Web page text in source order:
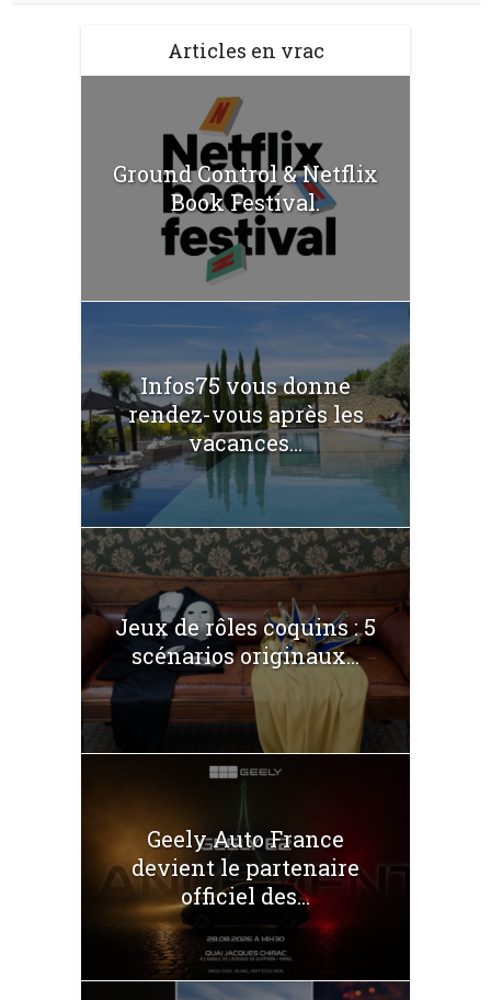
Articles en vrac
Ground Control & Netflix
Book Festival.
Infos75 vous donne
rendez-vous après les
vacances...
Jeux de rôles coquins : 5
scénarios originaux...
Geely Auto France
devient le partenaire
officiel des...